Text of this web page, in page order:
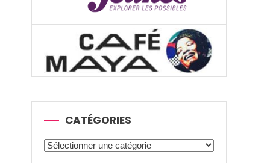
CATÉGORIES
Catégories